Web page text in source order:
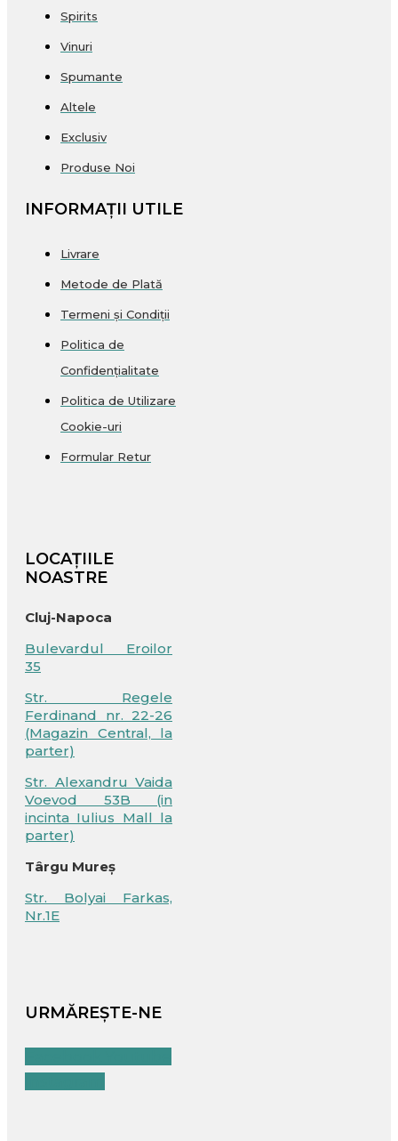
Spirits
Vinuri
Spumante
Altele
Exclusiv
Produse Noi
INFORMAȚII UTILE
Livrare
Metode de Plată
Termeni și Condiții
Politica de
Confidențialitate
Politica de Utilizare
Cookie-uri
Formular Retur
LOCAȚIILE
NOASTRE
Cluj-Napoca
Bulevardul Eroilor
35
Str. Regele
Ferdinand nr. 22-26
(Magazin Central, la
parter)
Str. Alexandru Vaida
Voevod 53B (in
incinta Iulius Mall la
parter)
Târgu Mureș
Str. Bolyai Farkas,
Nr.1E
URMĂREȘTE-NE